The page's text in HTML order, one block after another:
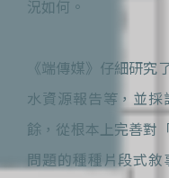
況如何。
《端傳媒》仔細研究
水資源報告等，並
餘，從根本上完善對
問題的種種片段式